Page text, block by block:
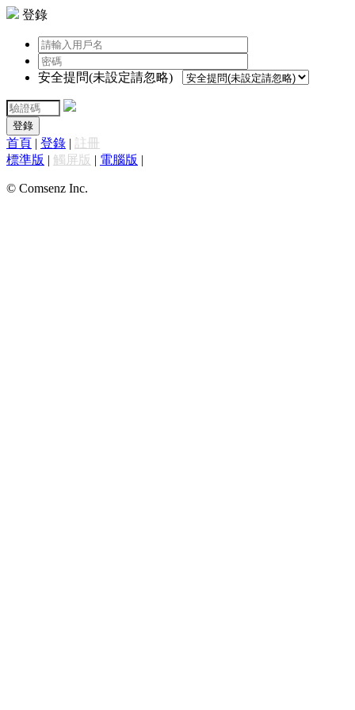
登錄
安全提問(未設定請忽略)
登錄
首頁 | 登錄 | 註冊
標準版 | 觸屏版 | 電腦版 |
© Comsenz Inc.